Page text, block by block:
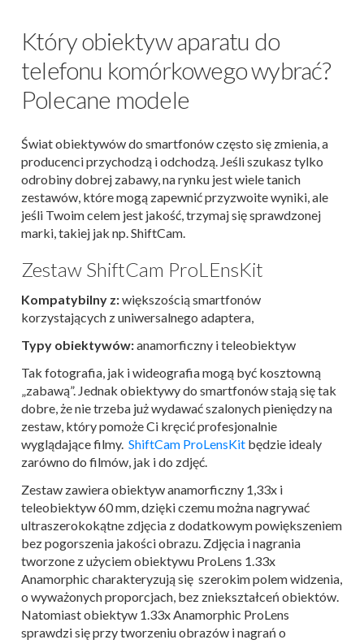
Który obiektyw aparatu do
telefonu komórkowego wybrać?
Polecane modele
Świat obiektywów do smartfonów często się zmienia, a
producenci przychodzą i odchodzą. Jeśli szukasz tylko
odrobiny dobrej zabawy, na rynku jest wiele tanich
zestawów, które mogą zapewnić przyzwoite wyniki, ale
jeśli Twoim celem jest jakość, trzymaj się sprawdzonej
marki, takiej jak np. ShiftCam.
Zestaw ShiftCam ProLEnsKit
Kompatybilny z:większością smartfonów
korzystających z uniwersalnego adaptera,
Typy obiektywów:anamorficzny i teleobiektyw
Tak fotografia, jak i wideografia mogą być kosztowną
„zabawą”. Jednak obiektywy do smartfonów stają się tak
dobre, że nie trzeba już wydawać szalonych pieniędzy na
zestaw, który pomoże Ci kręcić profesjonalnie
wyglądające filmy. ShiftCam ProLensKit będzie idealy
zarówno do filmów, jak i do zdjęć.
Zestaw zawiera obiektyw anamorficzny 1,33x i
teleobiektyw 60 mm, dzięki czemu można nagrywać
ultraszerokokątne zdjęcia z dodatkowym powiększeniem
bez pogorszenia jakości obrazu. Zdjęcia i nagrania
tworzone z użyciem obiektywu ProLens 1.33x
Anamorphic charakteryzują się szerokim polem widzenia,
o wyważonych proporcjach, bez zniekształceń obiektów.
Natomiast obiektyw 1.33x Anamorphic ProLens
sprawdzi się przy tworzeniu obrazów i nagrań o